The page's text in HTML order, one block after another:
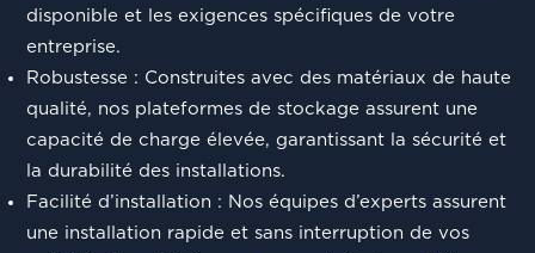
disponible et les exigences spécifiques de votre
entreprise.
Robustesse : Construites avec des matériaux de haute
qualité, nos plateformes de stockage assurent une
capacité de charge élevée, garantissant la sécurité et
la durabilité des installations.
Facilité d’installation : Nos équipes d’experts assurent
une installation rapide et sans interruption de vos